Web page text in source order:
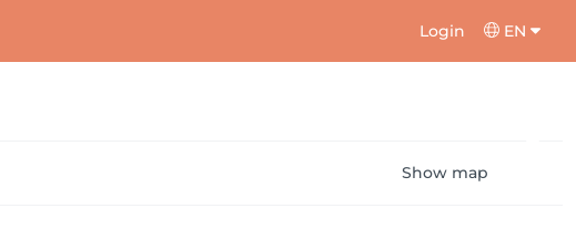
Login EN
Show map